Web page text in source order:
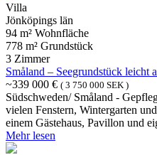
Villa
Jönköpings län
94 m² Wohnfläche
778 m² Grundstück
3 Zimmer
Småland – Seegrundstück leicht
~339 000 € ( 3 750 000 SEK )
Südschweden/ Småland -
vielen Fenstern, Wintergarten
einem Gästehaus, Pavillon und
Mehr lesen